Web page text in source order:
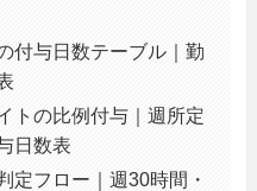
付与日数テーブル｜勤
トの比例付与｜週所定
日数表
定フロー｜週30時間・